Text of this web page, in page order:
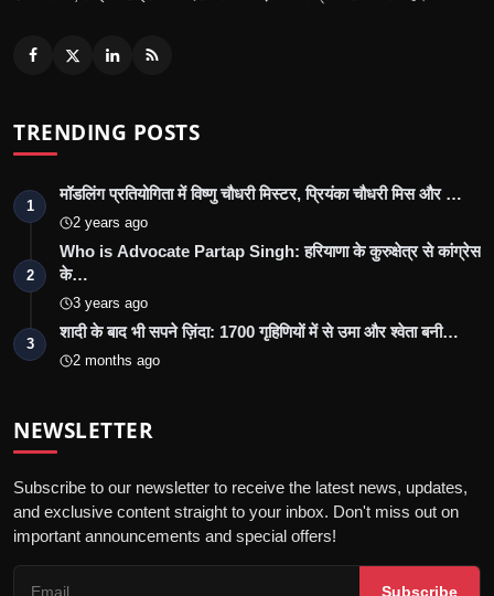
TRENDING POSTS
1
मॉडलिंग प्रतियोगिता में विष्णु चौधरी मिस्टर, प्रियंका चौधरी मिस और …
2 years ago
2
Who is Advocate Partap Singh: हरियाणा के कुरुक्षेत्र से कांग्रेस
के…
3 years ago
3
शादी के बाद भी सपने ज़िंदा: 1700 गृहिणियों में से उमा और श्वेता बनी…
2 months ago
NEWSLETTER
Subscribe to our newsletter to receive the latest news, updates,
and exclusive content straight to your inbox. Don't miss out on
important announcements and special offers!
Subscribe